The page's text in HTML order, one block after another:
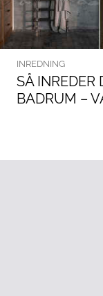
INREDNING
SÅ INREDER
BADRUM –